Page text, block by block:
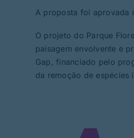
A proposta foi aprovada
O projeto do Parque
paisagem envolvente e
Gap, financiado pelo
da remoção de espécies